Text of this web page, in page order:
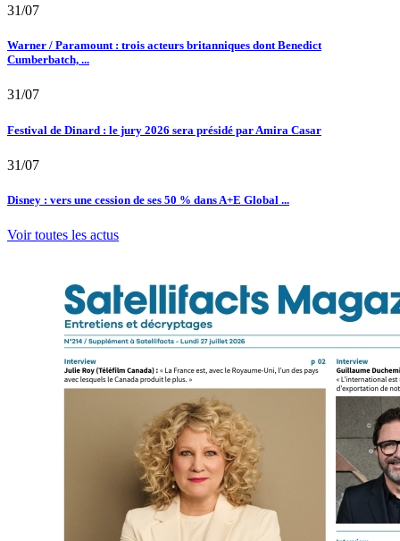
31/07
Warner / Paramount : trois acteurs britanniques dont Benedict
Cumberbatch, ...
31/07
Festival de Dinard : le jury 2026 sera présidé par Amira Casar
31/07
Disney : vers une cession de ses 50 % dans A+E Global ...
Voir toutes les actus